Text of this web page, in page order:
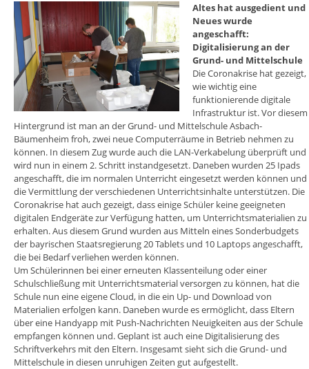
Altes hat ausgedient und
Neues wurde
angeschafft:
Digitalisierung an der
Grund- und Mittelschule
Die Coronakrise hat gezeigt,
wie wichtig eine
funktionierende digitale
Infrastruktur ist. Vor diesem
Hintergrund ist man an der Grund- und Mittelschule Asbach-
Bäumenheim froh, zwei neue Computerräume in Betrieb nehmen zu
können. In diesem Zug wurde auch die LAN-Verkabelung überprüft und
wird nun in einem 2. Schritt instandgesetzt. Daneben wurden 25 Ipads
angeschafft, die im normalen Unterricht eingesetzt werden können und
die Vermittlung der verschiedenen Unterrichtsinhalte unterstützen. Die
Coronakrise hat auch gezeigt, dass einige Schüler keine geeigneten
digitalen Endgeräte zur Verfügung hatten, um Unterrichtsmaterialien zu
erhalten. Aus diesem Grund wurden aus Mitteln eines Sonderbudgets
der bayrischen Staatsregierung 20 Tablets und 10 Laptops angeschafft,
die bei Bedarf verliehen werden können.
Um Schülerinnen bei einer erneuten Klassenteilung oder einer
Schulschließung mit Unterrichtsmaterial versorgen zu können, hat die
Schule nun eine eigene Cloud, in die ein Up- und Download von
Materialien erfolgen kann. Daneben wurde es ermöglicht, dass Eltern
über eine Handyapp mit Push-Nachrichten Neuigkeiten aus der Schule
empfangen können und. Geplant ist auch eine Digitalisierung des
Schriftverkehrs mit den Eltern. Insgesamt sieht sich die Grund- und
Mittelschule in diesen unruhigen Zeiten gut aufgestellt.